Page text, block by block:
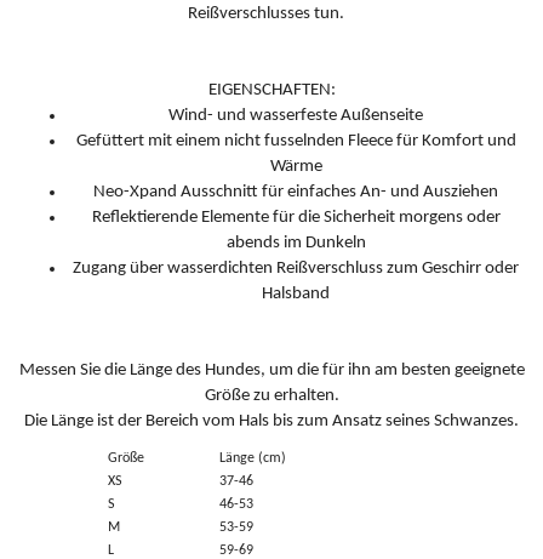
Reißverschlusses tun.
EIGENSCHAFTEN:
Wind- und wasserfeste Außenseite
Gefüttert mit einem nicht fusselnden Fleece für Komfort und
Wärme
Neo-Xpand Ausschnitt für einfaches An- und Ausziehen
Reflektierende Elemente für die Sicherheit morgens oder
abends im Dunkeln
Zugang über wasserdichten Reißverschluss zum Geschirr oder
Halsband
Messen Sie die Länge des Hundes, um die für ihn am besten geeignete
Größe zu erhalten.
Die Länge ist der Bereich vom Hals bis zum Ansatz seines Schwanzes.
Größe
Länge (cm)
XS
37-46
S
46-53
M
53-59
L
59-69